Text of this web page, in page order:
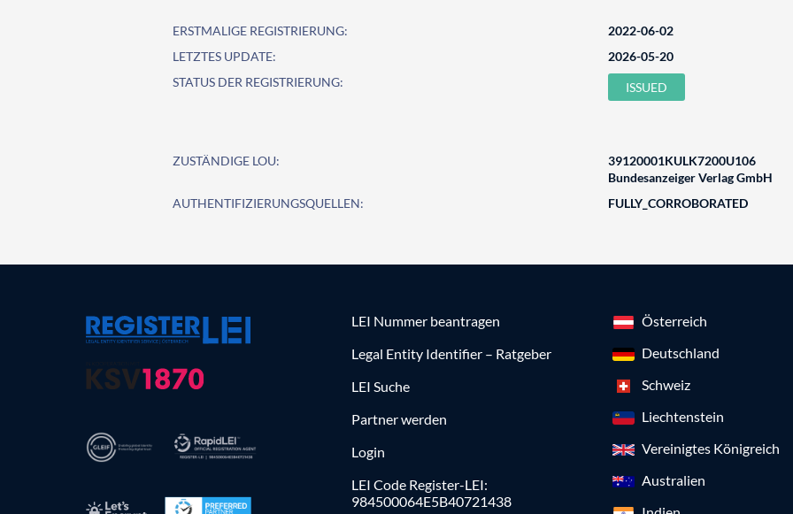
ERSTMALIGE REGISTRIERUNG:
2022-06-02
LETZTES UPDATE:
2026-05-20
STATUS DER REGISTRIERUNG:
ISSUED
ZUSTÄNDIGE LOU:
39120001KULK7200U106
Bundesanzeiger Verlag GmbH
AUTHENTIFIZIERUNGSQUELLEN:
FULLY_CORROBORATED
LEI Nummer beantragen
Legal Entity Identifier – Ratgeber
LEI Suche
Partner werden
Login
LEI Code Register-LEI:
984500064E5B40721438
Österreich
Deutschland
Schweiz
Liechtenstein
Vereinigtes Königreich
Australien